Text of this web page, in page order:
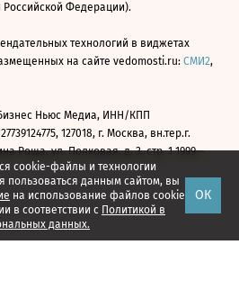
cookie-файлы и технологии
пользоваться данным сайтом, вы
на использование файлов cookie
в соответствии с Политикой в
данных.
ОК
Российской Федерации).
технологий в виджетах
на сайте vedomosti.ru: СМИ2,
Ньюс Медиа, ИНН/КПП
127018, г. Москва, вн.тер.г.
Роща, ул. Полковая, д. 3, стр. 1 1999—